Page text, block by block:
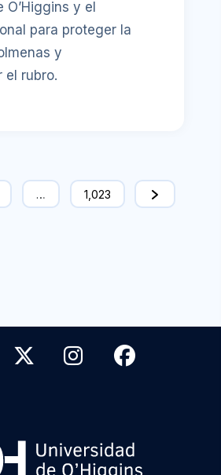
O’Higgins y el
para proteger la
y
el rubro.
… 1,023